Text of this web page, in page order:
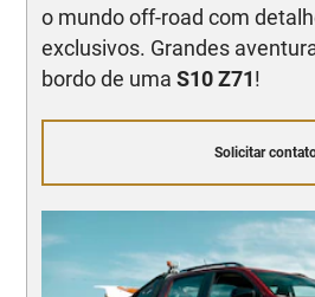
o mundo off-road com
exclusivos. Grandes
bordo de uma S10 Z71!
Solicitar